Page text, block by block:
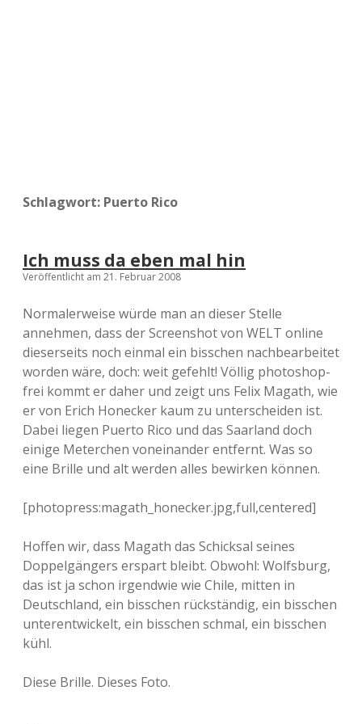
Schlagwort: Puerto Rico
Ich muss da eben mal hin
Veröffentlicht am 21. Februar 2008
Normalerweise würde man an dieser Stelle
annehmen, dass der Screenshot von WELT online
dieserseits noch einmal ein bisschen nachbearbeitet
worden wäre, doch: weit gefehlt! Völlig photoshop-
frei kommt er daher und zeigt uns Felix Magath, wie
er von Erich Honecker kaum zu unterscheiden ist.
Dabei liegen Puerto Rico und das Saarland doch
einige Meterchen voneinander entfernt. Was so
eine Brille und alt werden alles bewirken können.
[photopress:magath_honecker.jpg,full,centered]
Hoffen wir, dass Magath das Schicksal seines
Doppelgängers erspart bleibt. Obwohl: Wolfsburg,
das ist ja schon irgendwie wie Chile, mitten in
Deutschland, ein bisschen rückständig, ein bisschen
unterentwickelt, ein bisschen schmal, ein bisschen
kühl.
Diese Brille. Dieses Foto.